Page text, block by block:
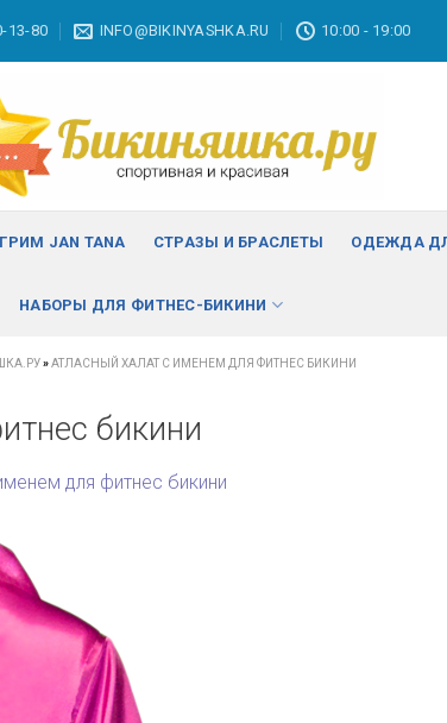
13-80 INFO@BIKINYASHKA.RU 10:00 - 19:00
ГРИМ JAN TANA СТРАЗЫ И БРАСЛЕТЫ ОДЕЖДА
НАБОРЫ ДЛЯ ФИТНЕС-БИКИНИ
»АТЛАСНЫЙ ХАЛАТ С ИМЕНЕМ ДЛЯ ФИТНЕС БИКИНИ
бикини
для фитнес бикини